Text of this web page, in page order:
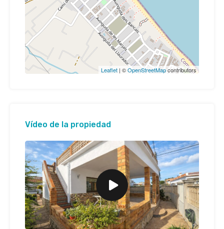
Leaflet | ©OpenStreetMapcontributors
Vídeo de la propiedad